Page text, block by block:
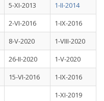
5-XI-2013
1-II-2014
2-VI-2016
1-IX-2016
8-V-2020
1-VIII-2020
26-II-2020
1-V-2020
15-VI-2016
1-IX-2016
1-XI-2019